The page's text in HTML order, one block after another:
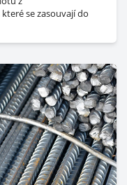
se zasouvají do
sloupků i